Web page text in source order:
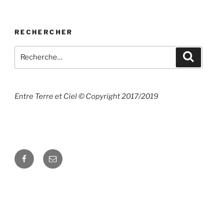
RECHERCHER
pour
Entre Terre et Ciel © Copyright 2017/2019
Facebook
E-
mail